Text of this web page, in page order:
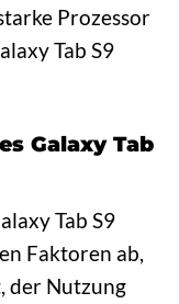
Prozessor
Tab S9
Galaxy Tab
Tab S9
Faktoren ab,
der Nutzung